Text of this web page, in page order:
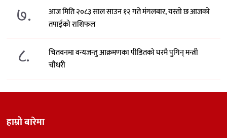
७.
आज मिति २०८३ साल साउन १२ गते मंगलबार, यस्तो छ आजको
तपाईको राशिफल
८.
चितवनमा वन्यजन्तु आक्रमणका पीडितको घरमै पुगिन् मन्त्री
चौधरी
हाम्रो बारेमा